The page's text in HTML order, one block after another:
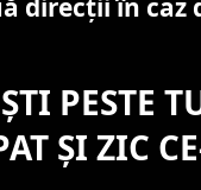
direcții în caz
PESTE
ȘI ZIC